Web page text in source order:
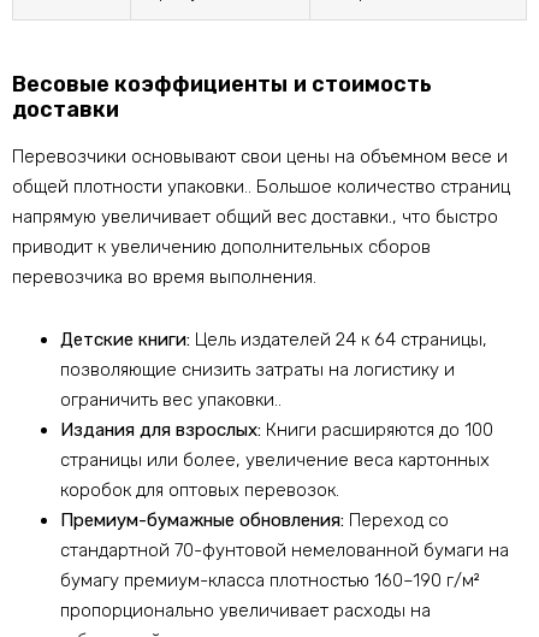
Весовые коэффициенты и стоимость
доставки
Перевозчики основывают свои цены на объемном весе и
общей плотности упаковки.. Большое количество страниц
напрямую увеличивает общий вес доставки., что быстро
приводит к увеличению дополнительных сборов
перевозчика во время выполнения.
Детские книги: Цель издателей 24 к 64 страницы,
позволяющие снизить затраты на логистику и
ограничить вес упаковки..
Издания для взрослых: Книги расширяются до 100
страницы или более, увеличение веса картонных
коробок для оптовых перевозок.
Премиум-бумажные обновления: Переход со
стандартной 70-фунтовой немелованной бумаги на
бумагу премиум-класса плотностью 160–190 г/м²
пропорционально увеличивает расходы на